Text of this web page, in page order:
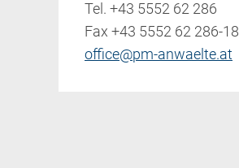
Tel. +43 5552 62 286
Fax +43 5552 62 286-18
office@pm-anwaelte.at